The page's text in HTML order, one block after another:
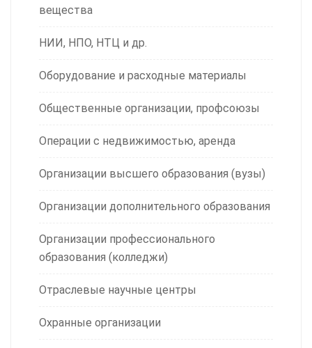
вещества
НИИ, НПО, НТЦ и др.
Оборудование и расходные материалы
Общественные организации, профсоюзы
Операции с недвижимостью, аренда
Организации высшего образования (вузы)
Организации дополнительного образования
Организации профессионального
образования (колледжи)
Отраслевые научные центры
Охранные организации